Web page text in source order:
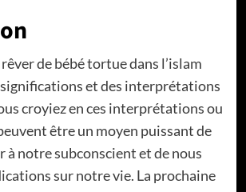
de bébé tortue dans l’islam
et des interprétations
croyiez en ces interprétations ou
être un moyen puissant de
à notre subconscient et de nous
sur notre vie. La prochaine